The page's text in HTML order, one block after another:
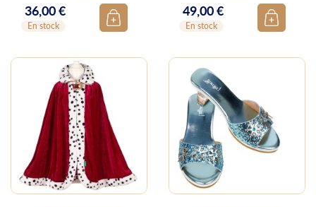
Prix
36,00 €
En stock
Prix
49,00 €
En stock